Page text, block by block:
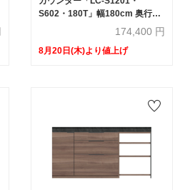
S602・180T」幅180cm 奥行
46cm 高さ92.7cm 引出し+扉収
納（扉：向かって左） 家電収納
下台全4色 天板全2色
174,400 円
8月20日(木)より値上げ